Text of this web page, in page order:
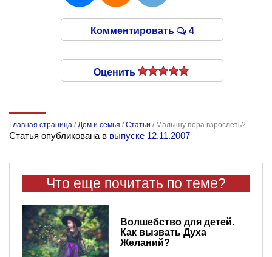
Комментировать 4
Оценить
Главная страница /Дом и семья /Статьи / Малышу пора взрослеть?
Статья опубликована в выпуске 12.11.2007
Что еще почитать по теме?
Волшебство для детей.
Как вызвать Духа
Желаний?